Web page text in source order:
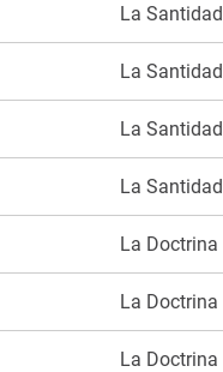
La Santidad
La Santidad
La Santidad
La Santidad
La Doctrina
La Doctrina
La Doctrina